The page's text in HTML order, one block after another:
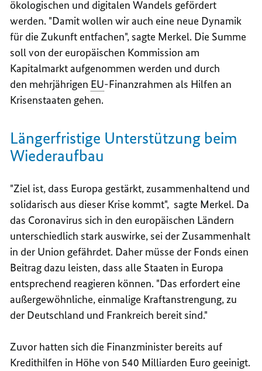
ökologischen und digitalen Wandels gefördert
werden. "Damit wollen wir auch eine neue Dynamik
für die Zukunft entfachen", sagte Merkel. Die Summe
soll von der europäischen Kommission am
Kapitalmarkt aufgenommen werden und durch
den mehrjährigen EU-Finanzrahmen als Hilfen an
Krisenstaaten gehen.
Längerfristige Unterstützung beim
Wiederaufbau
"Ziel ist, dass Europa gestärkt, zusammenhaltend und
solidarisch aus dieser Krise kommt", sagte Merkel. Da
das Coronavirus sich in den europäischen Ländern
unterschiedlich stark auswirke, sei der Zusammenhalt
in der Union gefährdet. Daher müsse der Fonds einen
Beitrag dazu leisten, dass alle Staaten in Europa
entsprechend reagieren können. "Das erfordert eine
außergewöhnliche, einmalige Kraftanstrengung, zu
der Deutschland und Frankreich bereit sind."
Zuvor hatten sich die Finanzminister bereits auf
Kredithilfen in Höhe von 540 Milliarden Euro geeinigt.